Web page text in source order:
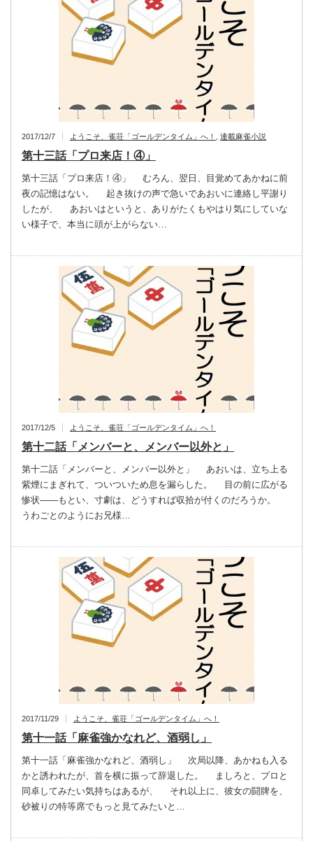
2017/12/7 ようこそ、雀荘「ゴールデンタイム」へ！ 連載麻雀小説
第十三話「プロ来店！④」
第十三話「プロ来店！④」 むろん、翌日、目覚めてあかねに前
夜の記憶はない。 起き抜けの声で急いであおいに連絡し平謝り
したが、 あおいはというと、ありがたくもやはり気にしていな
い様子で、本当に頭が上がらない…
2017/12/5 ようこそ、雀荘「ゴールデンタイム」へ！
第十二話「メンバーと、メンバー以外と」
第十二話「メンバーと、メンバー以外と」 あおいは、立ち上る
紫煙にまぎれて、ついついため息を漏らした。 目の前に広がる
惨状――もとい、寸劇は、どうすれば収拾が付くのだろうか。
うわごとのようにお兄様…
2017/11/29 ようこそ、雀荘「ゴールデンタイム」へ！
第十一話「麻雀強かなれど、酒弱し」
第十一話「麻雀強かなれど、酒弱し」 次局以降、あかねも入る
かと誘われたが、首を横に振って辞退した。 ましろと、プロと
同卓してみたい気持ちはあるが、 それ以上に、彼女の闘牌を、
砂被りの特等席でもっと見てみたいと…